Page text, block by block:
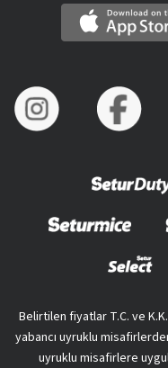
Belirtilen fiyatlar T.C. ve
yabancı uyruklu
uyruklu misafirlere